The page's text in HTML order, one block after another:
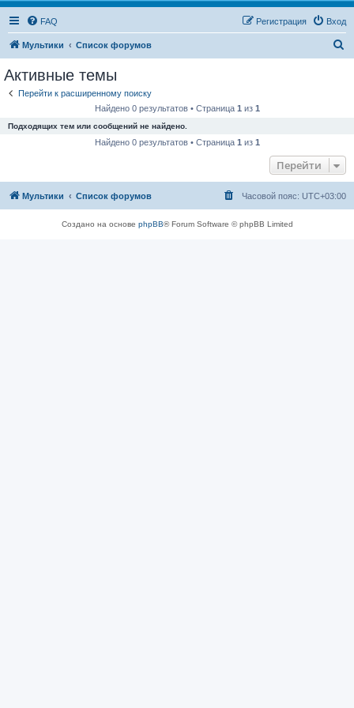
FAQ Вход
Регистрация
Мультики Список форумов
Активные темы
Перейти к расширенному поиску
Найдено 0 результатов • Страница 1 из 1
Подходящих тем или сообщений не найдено.
Найдено 0 результатов • Страница 1 из 1
Перейти
Мультики Список форумов Часовой пояс: UTC+03:00
Создано на основе phpBB® Forum Software © phpBB Limited